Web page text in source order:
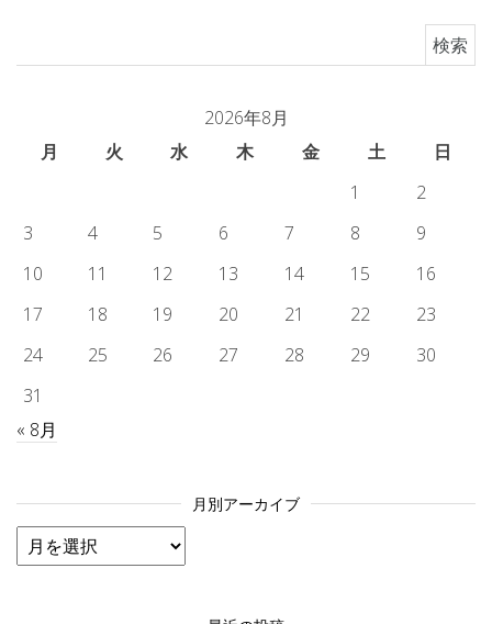
2026年8月
月
火 水 木 金 土
日
1
2
3
4 5 6 7 8
9
10
11 12 13 14 15
16
17
18 19 20 21 22
23
24
25 26 27 28 29
30
31
« 8月
月別アーカイブ
月別アーカイブ